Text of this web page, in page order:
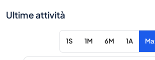
Ultime attività
1S 1M 6M 1A